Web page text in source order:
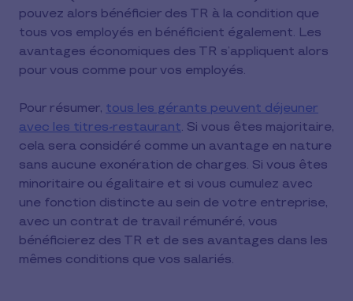
pouvez alors bénéficier des TR à la condition que
tous vos employés en bénéficient également. Les
avantages économiques des TR s’appliquent alors
pour vous comme pour vos employés.
Pour résumer, tous les gérants peuvent déjeuner
avec les titres-restaurant. Si vous êtes majoritaire,
cela sera considéré comme un avantage en nature
sans aucune exonération de charges. Si vous êtes
minoritaire ou égalitaire et si vous cumulez avec
une fonction distincte au sein de votre entreprise,
avec un contrat de travail rémunéré, vous
bénéficierez des TR et de ses avantages dans les
mêmes conditions que vos salariés.